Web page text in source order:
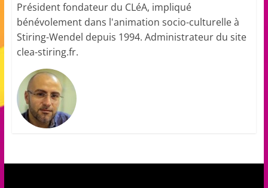
A
!
Président fondateur du CLéA, impliqué
bénévolement dans l'animation socio-culturelle à
Stiring-Wendel depuis 1994. Administrateur du site
clea-stiring.fr.